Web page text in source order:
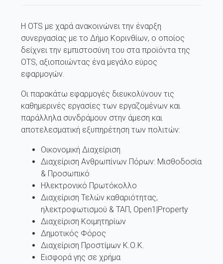
H OTS με χαρά ανακοινώνει την έναρξη
συνεργασίας με το Δήμο Κορινθίων, ο οποίος
δείχνει την εμπιστοσύνη του στα προϊόντα της
OTS, αξιοποιώντας ένα μεγάλο εύρος
εφαρμογών.
Οι παρακάτω εφαρμογές διευκολύνουν τις
καθημερινές εργασίες των εργαζομένων και
παράλληλα συνδράμουν στην άμεση και
αποτελεσματική εξυπηρέτηση των πολιτών:
Οικονομική Διαχείριση
Διαχείριση Ανθρωπίνων Πόρων: Μισθοδοσία
& Προσωπικό
Ηλεκτρονικό Πρωτόκολλο
Διαχείριση Τελών καθαριότητας,
ηλεκτροφωτισμού & ΤΑΠ, Open1|Property
Διαχείριση Κοιμητηρίων
Δημοτικός Φόρος
Διαχείριση Προστίμων Κ.Ο.Κ.
Εισφορά γης σε χρήμα